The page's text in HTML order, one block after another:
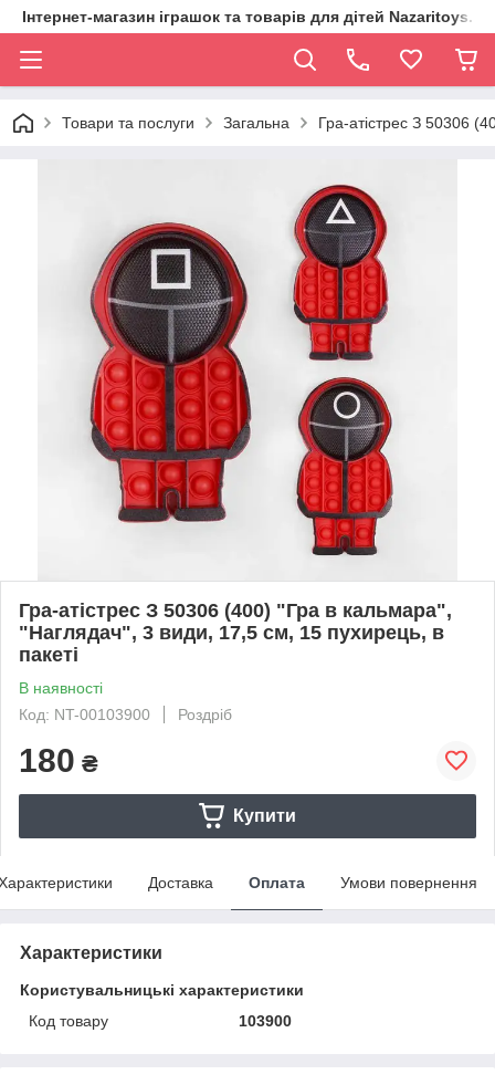
Інтернет-магазин іграшок та товарів для дітей
Товари та послуги Загальна Гра-атістрес З 50306
Гра-атістрес З 50306 (400) "Гра в кальмара",
"Наглядач", 3 види, 17,5 см, 15 пухирець, в
пакеті
В наявності
Код: NT-00103900
Роздріб
180 ₴
Купити
Доставка Оплата Умови повернення
Характеристики
Користувальницькі характеристики
Код товару
103900